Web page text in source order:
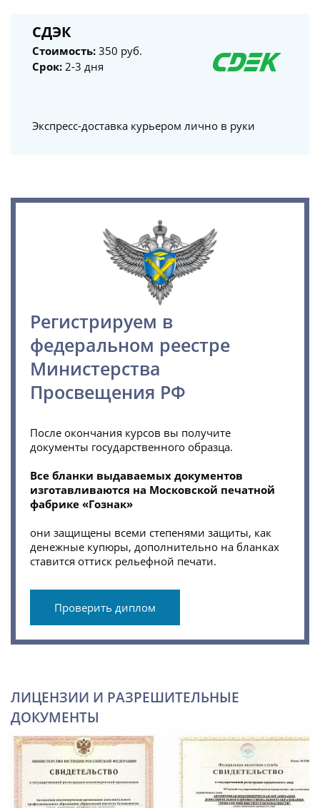
СДЭК
Стоимость: 350 руб.
Срок: 2-3 дня
Экспресс-доставка курьером лично в руки
Регистрируем в
федеральном реестре
Министерства
Просвещения РФ
После окончания курсов вы получите
документы государственного образца.
Все бланки выдаваемых документов
изготавливаются на Московской печатной
фабрике «Гознак»
они защищены всеми степенями защиты, как
денежные купюры, дополнительно на бланках
ставится оттиск рельефной печати.
Проверить диплом
ЛИЦЕНЗИИ И РАЗРЕШИТЕЛЬНЫЕ
ДОКУМЕНТЫ